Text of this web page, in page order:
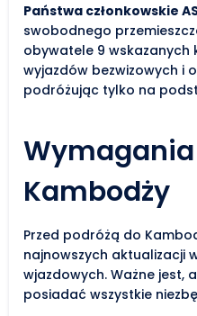
Państwa członkowskie
swobodnego
obywatele 9
wyjazdów bezwizowych i
podróżując tylko na
Kambodży
Przed podróżą do
najnowszych aktualizacji
wjazdowych. Ważne jest,
posiadać wszystkie